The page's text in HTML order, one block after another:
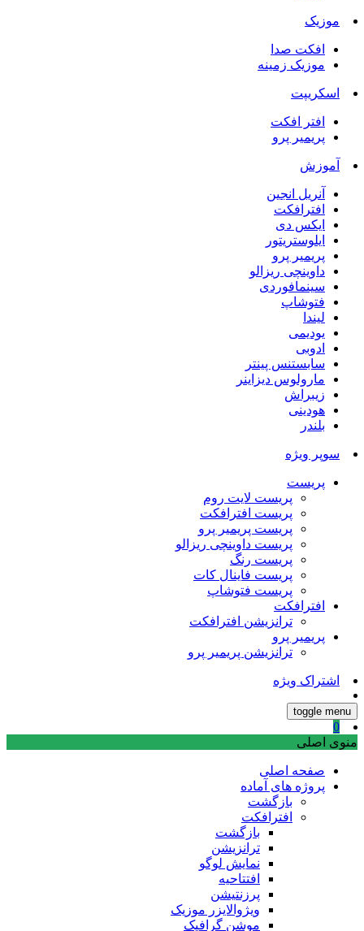
موزیک
افکت صدا
موزیک زمینه
اسکریپت
افتر افکت
پریمیر پرو
آموزش
آنریل انجین
افترافکت
ایکس دی
ایلوستریتور
پریمیر پرو
داوینچی ریزالو
سینمافوردی
فتوشاپ
لیندا
یودیمی
ادوبی
سابستنس پینتر
مارولوس دیزاینر
زیبراش
هودینی
بلندر
سوپر ویژه
پریست
پریست لایت روم
پریست افترافکت
پریست پریمیر پرو
پریست داوینچی ریزالو
پریست رنگ
پریست فاینال کات
پریست فتوشاپ
افترافکت
ترانزیشن افترافکت
پریمیر پرو
ترانزیشن پریمیر پرو
اشتراک ویژه
toggle menu
0
منوی اصلی
صفحه اصلی
پروژه های آماده
بازگشت
افترافکت
بازگشت
ترانزیشن
نمایش لوگو
افتتاحیه
پرزنتیشن
ویژوالایزر موزیک
موشن گرافیک